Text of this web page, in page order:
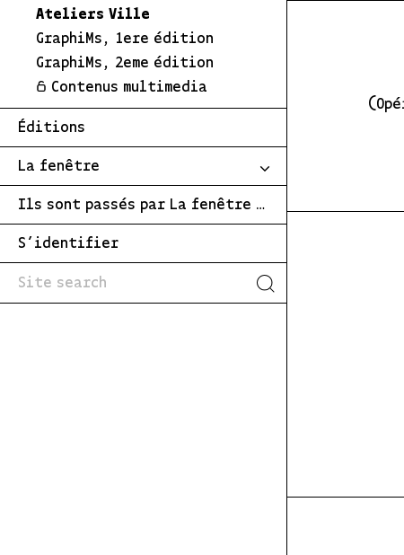
Ateliers Ville
GraphiMs, 1ere édition
GraphiMs, 2eme édition
Contenus multimedia
Éditions
La fenêtre
Ils sont passés par La fenêtre …
S’identifier